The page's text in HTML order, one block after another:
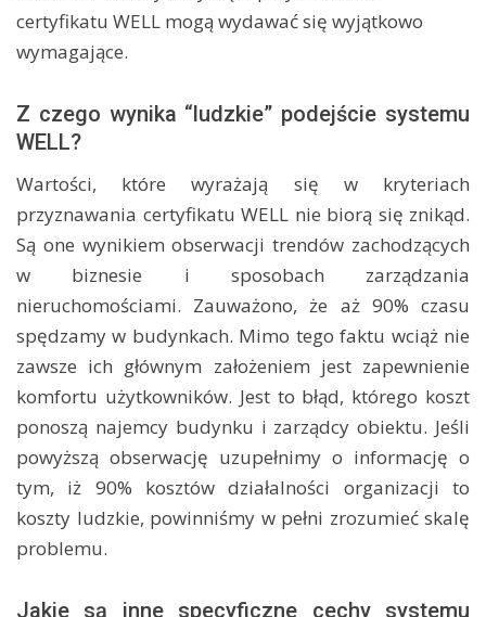
certyfikatu WELL mogą wydawać się wyjątkowo
wymagające.
Z czego wynika “ludzkie” podejście systemu
WELL?
Wartości, które wyrażają się w kryteriach
przyznawania certyfikatu WELL nie biorą się znikąd.
Są one wynikiem obserwacji trendów zachodzących
w biznesie i sposobach zarządzania
nieruchomościami. Zauważono, że aż 90% czasu
spędzamy w budynkach. Mimo tego faktu wciąż nie
zawsze ich głównym założeniem jest zapewnienie
komfortu użytkowników. Jest to błąd, którego koszt
ponoszą najemcy budynku i zarządcy obiektu. Jeśli
powyższą obserwację uzupełnimy o informację o
tym, iż 90% kosztów działalności organizacji to
koszty ludzkie, powinniśmy w pełni zrozumieć skalę
problemu.
Jakie są inne specyficzne cechy systemu